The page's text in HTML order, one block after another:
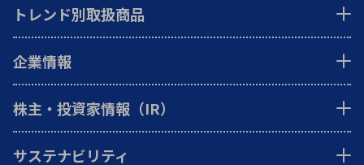
トレンド別取扱商品
企業情報
株主・投資家情報（IR）
サステナビリティ